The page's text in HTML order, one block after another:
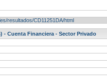
resultados/CD11251DA/html
- Cuenta Financiera - Sector Privado